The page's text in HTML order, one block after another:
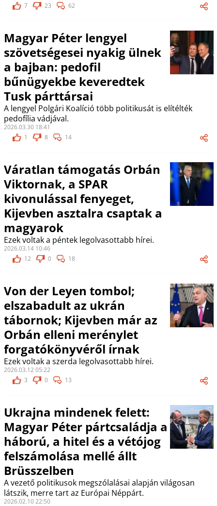
7
23 62
Magyar Péter lengyel
szövetségesei nyakig ülnek
a bajban: pedofil
bűnügyekbe keveredtek
Tusk párttársai
A lengyel Polgári Koalíció több politikusát is elítélték
pedofília vádjával.
2026.03.30 18:41
1
8 14
Váratlan támogatás Orbán
Viktornak, a SPAR
kivonulással fenyeget,
Kijevben asztalra csaptak a
magyarok
Ezek voltak a péntek legolvasottabb hírei.
2026.03.14 10:46
12
0 18
Von der Leyen tombol;
elszabadult az ukrán
tábornok; Kijevben már az
Orbán elleni merénylet
forgatókönyvéről írnak
Ezek voltak a szerda legolvasottabb hírei.
2026.03.12 05:22
3
0 13
Ukrajna mindenek felett:
Magyar Péter pártcsaládja a
háború, a hitel és a vétójog
felszámolása mellé állt
Brüsszelben
A vezető politikusok megszólalásai alapján világosan
látszik, merre tart az Európai Néppárt.
2026.02.10 22:50